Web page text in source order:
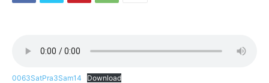
0063SatPra3Sam14 Download